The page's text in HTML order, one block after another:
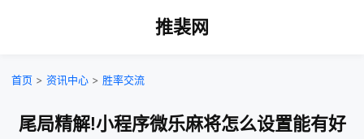
推裴网
首页 > 资讯中心 > 胜率交流
尾局精解!小程序微乐麻将怎么设置能有好